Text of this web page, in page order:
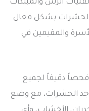
الرش والمبيدات
الحشرات بشكل فعال
والمقيمين في
دقيقاً لجميع
الحشرات، مع وضع